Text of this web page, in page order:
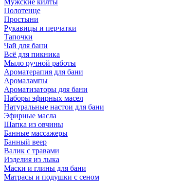
Мужские килты
Полотенце
Простыни
Рукавицы и перчатки
Тапочки
Чай для бани
Всё для пикника
Мыло ручной работы
Ароматерапия для бани
Аромалампы
Ароматизаторы для бани
Наборы эфирных масел
Натуральные настои для бани
Эфирные масла
Шапка из овчины
Банные массажеры
Банный веер
Валик с травами
Изделия из лыка
Маски и глины для бани
Матрасы и подушки с сеном